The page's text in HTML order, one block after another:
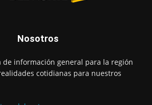
Nosotros
de información general para la región
cotidianas para nuestros